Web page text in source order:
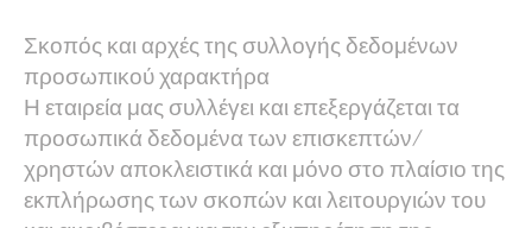
Σκοπός και αρχές της συλλογής δεδομένων
προσωπικού χαρακτήρα
Η εταιρεία μας συλλέγει και επεξεργάζεται τα
προσωπικά δεδομένα των επισκεπτών/
χρηστών αποκλειστικά και μόνο στο πλαίσιο της
εκπλήρωσης των σκοπών και λειτουργιών του